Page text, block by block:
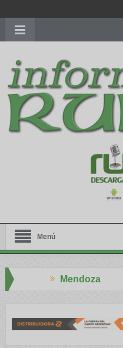
richardmillereplica
women.patekphilippe.tofor
dining room table ceremony.
shop. best
services. 1: 1 design
Menú